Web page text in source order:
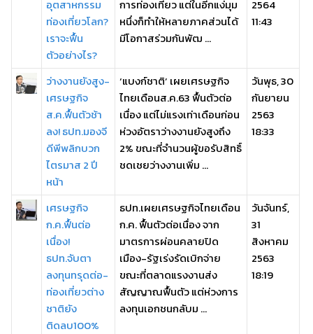
อุตสาหกรรม
ท่องเที่ยวโลก?
เราจะฟื้น
ตัวอย่างไร?
การท่องเที่ยว แต่ในอีกแง่มุม
หนึ่งก็ทำให้หลายภาคส่วนได้
มีโอกาสร่วมกันพัฒ ...
2564
11:43
ว่างงานยังสูง-
เศรษฐกิจ
ส.ค.ฟื้นตัวช้า
ลง! ธปท.มองจี
ดีพีพลิกบวก
ไตรมาส 2 ปี
หน้า
‘แบงก์ชาติ’ เผยเศรษฐกิจ
ไทยเดือนส.ค.63 ฟื้นตัวต่อ
เนื่อง แต่ไม่แรงเท่าเดือนก่อน
ห่วงอัตราว่างงานยังสูงถึง
2% ขณะที่จำนวนผู้ขอรับสิทธิ์
ชดเชยว่างงานเพิ่ม ...
วันพุธ, 30
กันยายน
2563
18:33
เศรษฐกิจ
ก.ค.ฟื้นต่อ
เนื่อง!
ธปท.จับตา
ลงทุนทรุดต่อ-
ท่องเที่ยวต่าง
ชาติยัง
ติดลบ100%
ธปท.เผยเศรษฐกิจไทยเดือน
ก.ค. ฟื้นตัวต่อเนื่อง จาก
มาตรการผ่อนคลายปิด
เมือง-รัฐเร่งรัดเบิกจ่าย
ขณะที่ตลาดแรงงานส่ง
สัญญาณฟื้นตัว แต่ห่วงการ
ลงทุนเอกชนกลับม ...
วันจันทร์,
31
สิงหาคม
2563
18:19